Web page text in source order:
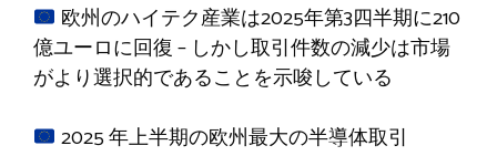
欧州のハイテク産業は2025年第3四半期に210
億ユーロに回復 – しかし取引件数の減少は市場
がより選択的であることを示唆している
2025 年上半期の欧州最大の半導体取引